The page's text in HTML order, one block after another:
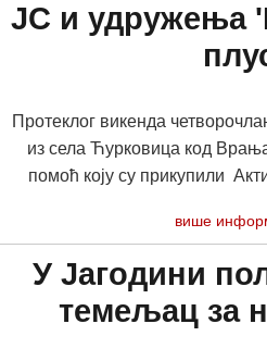
ЈС и удружења
Протеклог викенда
из села Ћурковица код
помоћ коју су прикупили
више
У Јагодини
темељац за